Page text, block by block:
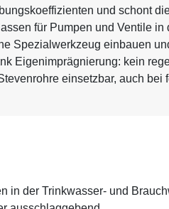
und schont
für Pumpen und Ventile
Spezialwerkzeug einbauen
Eigenimprägnierung: kein
einsetzbar, auch
in der Trinkwasser- und